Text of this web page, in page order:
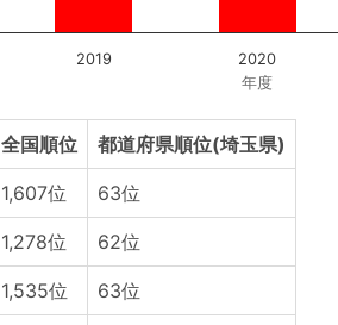
年度
2019 2020
全国順位 都道府県順位(埼玉県)
1,607位 63位
1,278位 62位
1,535位 63位